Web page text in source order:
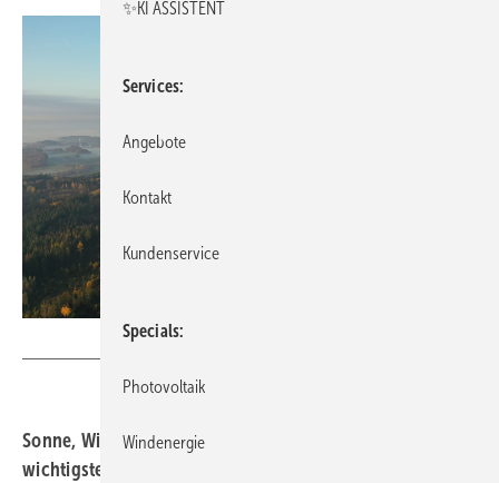
Sonne, Wind und Co. waren im abgelaufenen Jahr die
wichtigsten Stromlieferanten in Deutschland. Am
✨KI ASSISTENT
Services
Angebote
Kontakt
Kundenservice
Specials
Photovoltaik
Windenergie